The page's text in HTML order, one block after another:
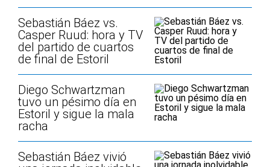
Sebastián Báez vs.
Casper Ruud: hora y TV
del partido de cuartos
de final de Estoril
Diego Schwartzman
tuvo un pésimo día en
Estoril y sigue la mala
racha
Sebastián Báez vivió